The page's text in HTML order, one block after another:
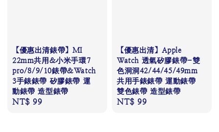
【優惠出清錶帶】MI
22mm共用&小米手環7
pro/8/9/10錶帶&Watch
3手錶錶帶 矽膠錶帶 運
動錶帶 造型錶帶
Regular
NT$ 99
【優惠出清】Apple
Watch 透氣矽膠錶帶-雙
色洞洞42/44/45/49mm
共用手錶錶帶 運動錶帶
雙色錶帶 造型錶帶
Regular
NT$ 99